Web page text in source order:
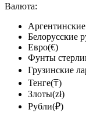
Валюта:
Белорусские
Евро(€)
Фунты
Грузинские
Тенге(₸)
Злоты(zł)
Рубли(₽)